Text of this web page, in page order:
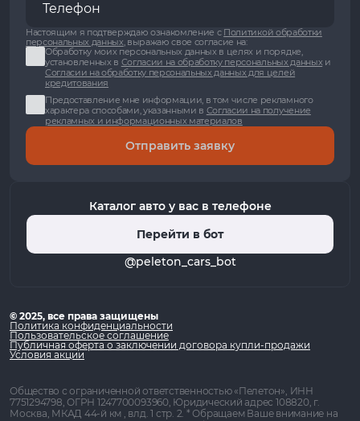
Настоящим я подтверждаю ознакомление с Политикой обработки
персональных данных, выражаю свое согласие на:
Обработку моих персональных данных в целях и порядке,
установленных в Согласии на обработку персональных данныхи
Согласии на обработку персональных данных для целей
кредитования
Предоставление мне информации, в том числе рекламного
характера способами, указанными в Согласии на получение
рекламных и информационных материалов
Отправить заявку
Каталог авто у вас в телефоне
Перейти в бот
@peleton_cars_bot
© 2025, все права защищены
Политика конфиденциальности
Пользовательское соглашение
Публичная оферта о заключении договора купли-продажи
Условия акции
Общество с ограниченной ответственностью «Пелетон», ИНН
7751294798, ОГРН 1247700093960, Юридический адрес 108820, г.
Москва, МКАД 44-й км , влд. 1 стр. 2. * Обращаем Ваше внимание на